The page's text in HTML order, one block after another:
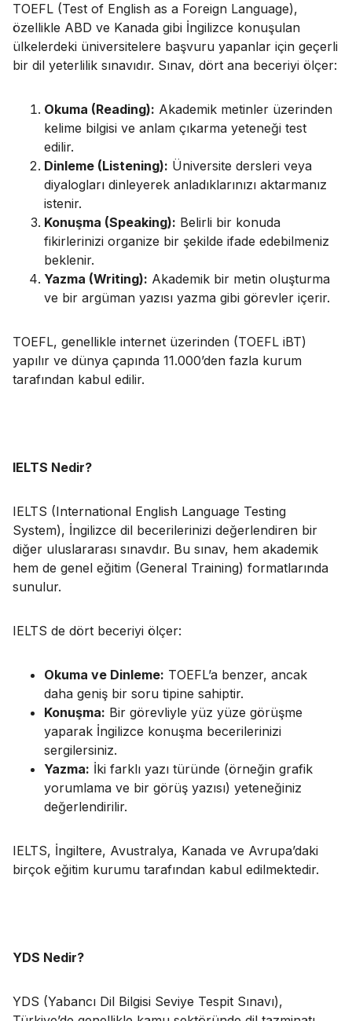
TOEFL (Test of English as a Foreign Language),
özellikle ABD ve Kanada gibi İngilizce konuşulan
ülkelerdeki üniversitelere başvuru yapanlar için geçerli
bir dil yeterlilik sınavıdır. Sınav, dört ana beceriyi ölçer:
Okuma (Reading): Akademik metinler üzerinden
kelime bilgisi ve anlam çıkarma yeteneği test
edilir.
Dinleme (Listening): Üniversite dersleri veya
diyalogları dinleyerek anladıklarınızı aktarmanız
istenir.
Konuşma (Speaking): Belirli bir konuda
fikirlerinizi organize bir şekilde ifade edebilmeniz
beklenir.
Yazma (Writing): Akademik bir metin oluşturma
ve bir argüman yazısı yazma gibi görevler içerir.
TOEFL, genellikle internet üzerinden (TOEFL iBT)
yapılır ve dünya çapında 11.000’den fazla kurum
tarafından kabul edilir.
IELTS Nedir?
IELTS (International English Language Testing
System), İngilizce dil becerilerinizi değerlendiren bir
diğer uluslararası sınavdır. Bu sınav, hem akademik
hem de genel eğitim (General Training) formatlarında
sunulur.
IELTS de dört beceriyi ölçer:
Okuma ve Dinleme: TOEFL’a benzer, ancak
daha geniş bir soru tipine sahiptir.
Konuşma: Bir görevliyle yüz yüze görüşme
yaparak İngilizce konuşma becerilerinizi
sergilersiniz.
Yazma: İki farklı yazı türünde (örneğin grafik
yorumlama ve bir görüş yazısı) yeteneğiniz
değerlendirilir.
IELTS, İngiltere, Avustralya, Kanada ve Avrupa’daki
birçok eğitim kurumu tarafından kabul edilmektedir.
YDS Nedir?
YDS (Yabancı Dil Bilgisi Seviye Tespit Sınavı),